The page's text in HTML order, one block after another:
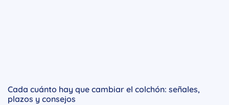
Cada cuánto hay que cambiar el colchón: señales,
plazos y consejos